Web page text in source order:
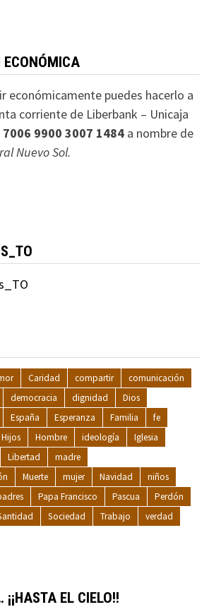
económicamente puedes hacerlo a
corriente de Liberbank – Unicaja
7006 9900 3007 1484a nombre de
Nuevo Sol.
Caridad compartir
comunicación
democracia dignidad
Dios
España Esperanza Familia
fe
Hijos Hombre ideología
Iglesia
Libertad
madre
Muerte mujer Navidad
niños
Papa Francisco Pascua
Perdón
Sociedad Trabajo
verdad
EL CIELO!!